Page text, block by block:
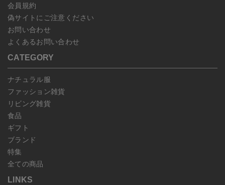
会員規約
偽サイトにご注意ください
お問い合わせ
よくあるお問い合わせ
CATEGORY
ナチュラル服
ファッション雑貨
リビング雑貨
食品
ギフト
ブランド
特集
全ての商品
LINKS